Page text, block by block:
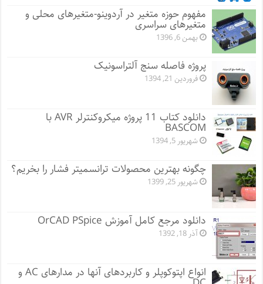
مفهوم حوزه متغیر در آردوینو-متغیرهای محلی و
متغیرهای سراسری
بهمن 6, 1396
پروژه فاصله سنج آلتراسونیک
فروردین 21, 1394
دانلود کتاب 11 پروژه میکروکنترلر AVR با
BASCOM
شهریور 5, 1394
چگونه بهترین محصولات ترانسمیتر فشار را بخریم؟
شهریور 25, 1399
دانلود مرجع کامل آموزش OrCAD PSpice
آذر 18, 1392
انواع اپتوکوپلر و کاربردهای آنها در مدارهای AC و